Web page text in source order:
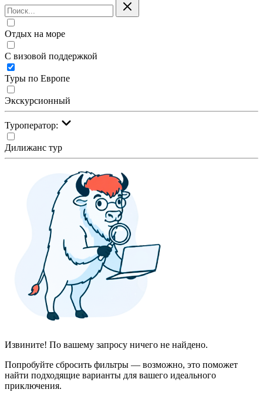
Отдых на море
С визовой поддержкой
Туры по Европе
Экскурсионный
Туроператор:
Дилижанс тур
Извините! По вашему запросу ничего не найдено.
Попробуйте сбросить фильтры — возможно, это поможет
найти подходящие варианты для вашего идеального
приключения.